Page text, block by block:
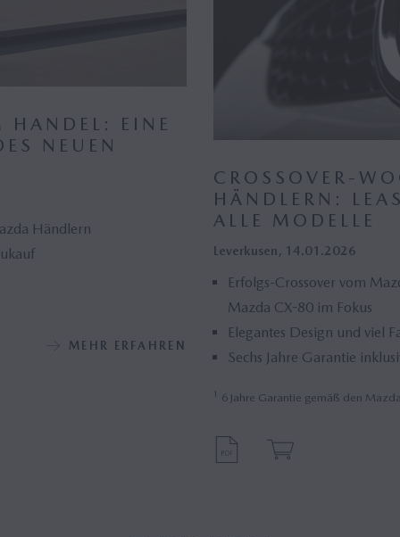
HANDEL: EINE
NEUEN
Händlern
MEHR ERFAHREN
CROSSOVER-
HÄNDLERN:
ALLE MODELLE
Leverkusen, 14.01.2026
Erfolgs-Crossover vom
Mazda CX-80 im Fokus
Elegantes Design und viel
Sechs Jahre Garantie
1 6 Jahre Garantie gemäß den